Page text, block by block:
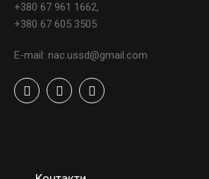
+380 67 961 1662,
+380 67 605 3505
E-mail: nac.ussd@gmail.com